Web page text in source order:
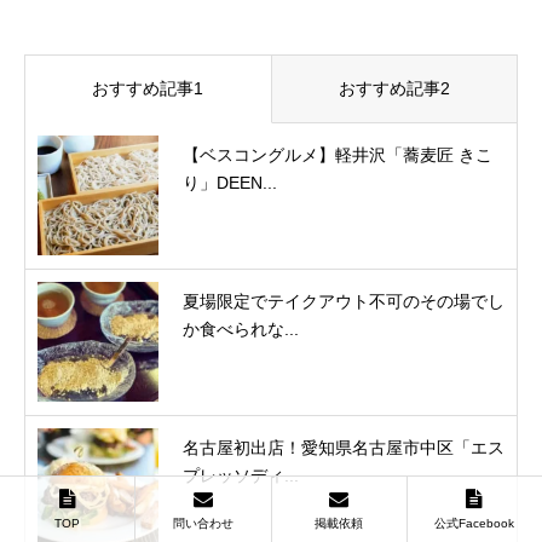
おすすめ記事1 おすすめ記事2
【ベスコングルメ】軽井沢「蕎麦匠 きこ
り」DEEN...
夏場限定でテイクアウト不可のその場でし
か食べられな...
名古屋初出店！愛知県名古屋市中区「エス
プレッソディ...
TOP 問い合わせ 掲載依頼 公式Facebook